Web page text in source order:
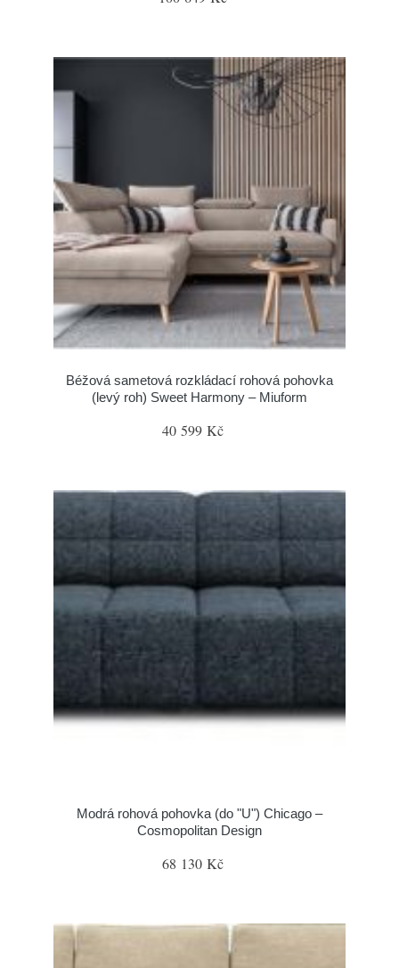
Béžová sametová rozkládací rohová pohovka
(levý roh) Sweet Harmony – Miuform
40 599 Kč
Modrá rohová pohovka (do "U") Chicago –
Cosmopolitan Design
68 130 Kč